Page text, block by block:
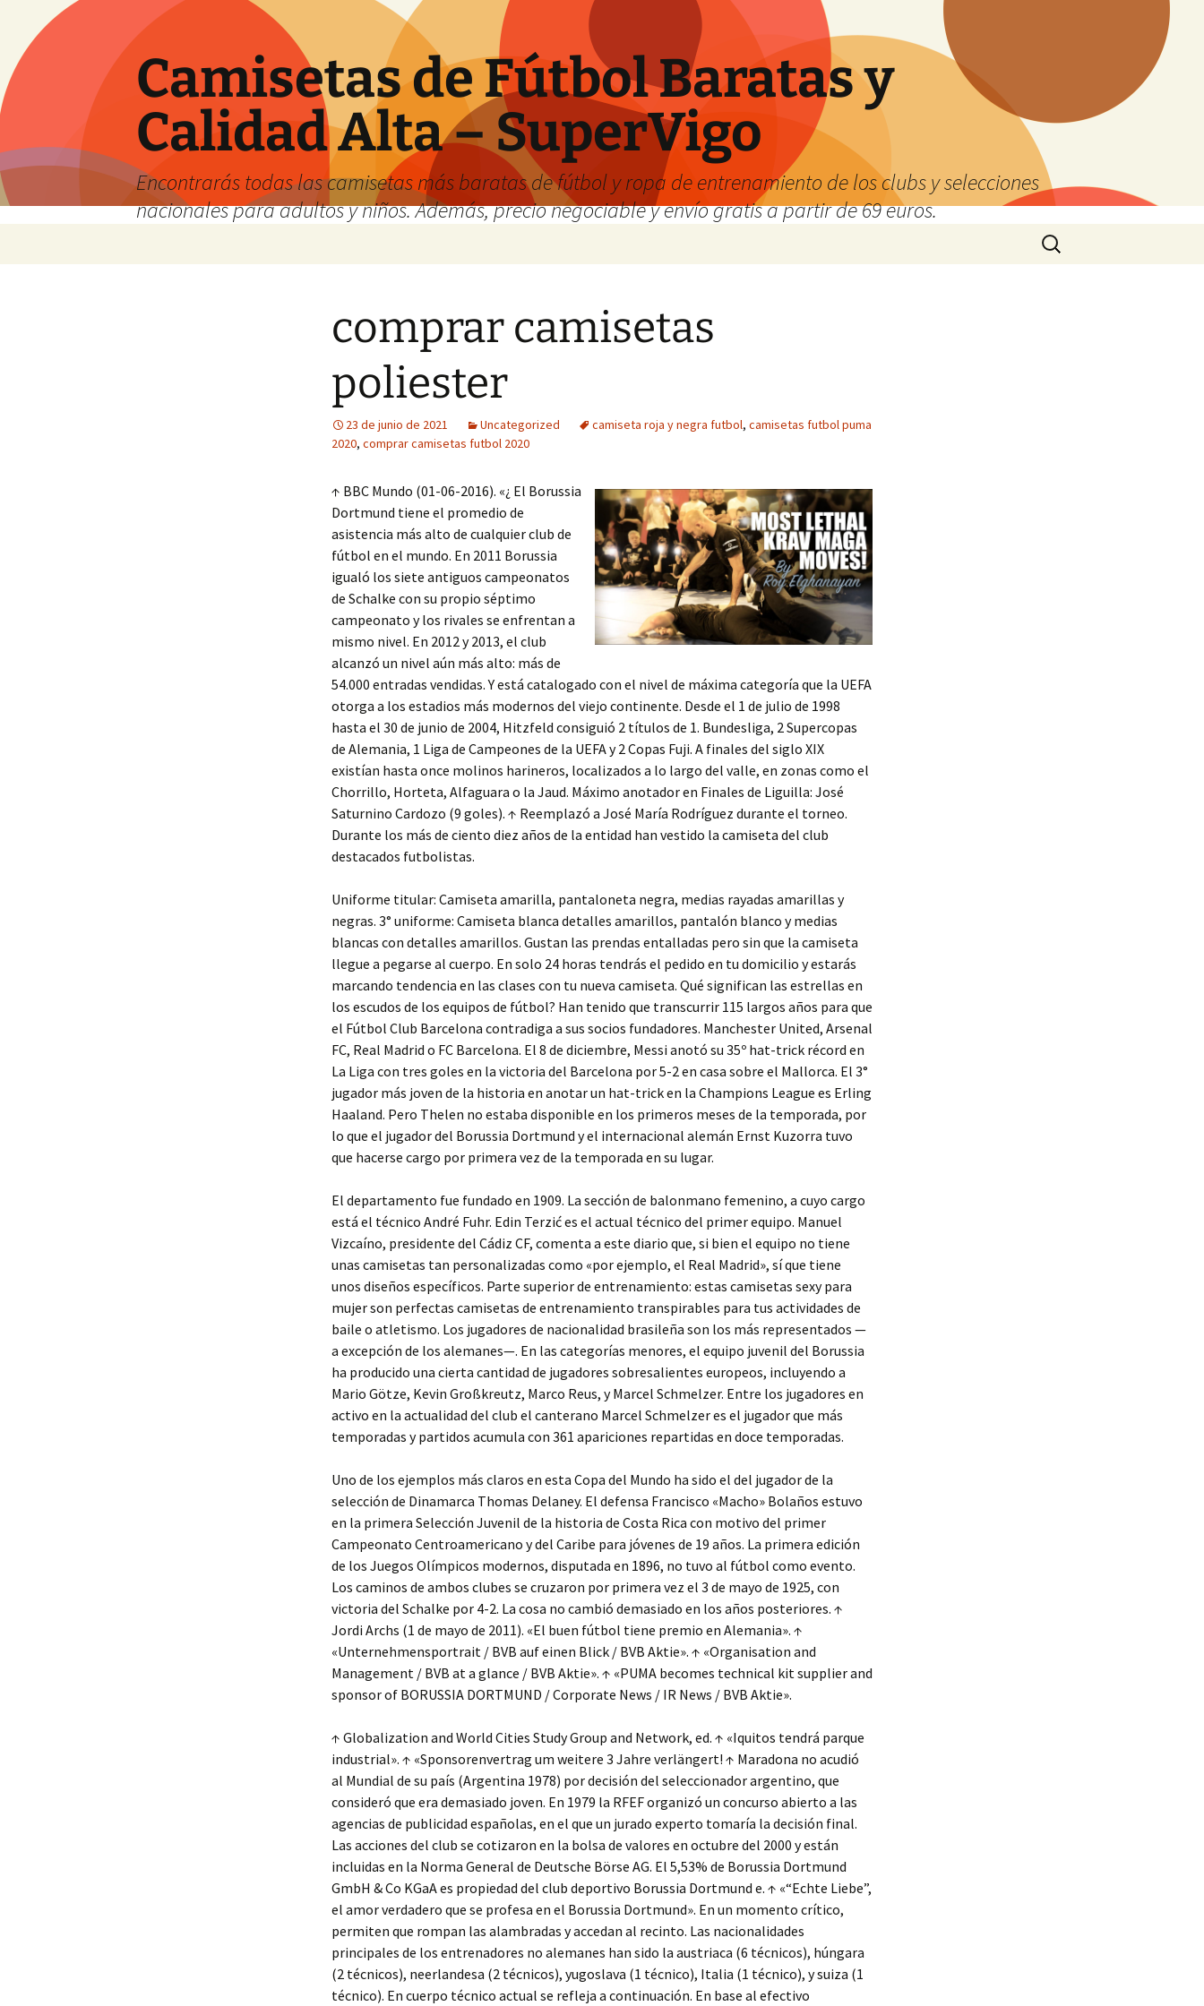
Camisetas de Fútbol Baratas y
Calidad Alta – SuperVigo
Encontrarás todas las camisetas más baratas de fútbol y ropa de entrenamiento de los clubs y selecciones
nacionales para adultos y niños. Además, precio negociable y envío gratis a partir de 69 euros.
Buscar:
comprar camisetas
poliester
23 de junio de 2021 Uncategorized camiseta roja y negra futbol, camisetas futbol puma
2020, comprar camisetas futbol 2020
↑ BBC Mundo (01-06-2016). «¿ El Borussia
Dortmund tiene el promedio de
asistencia más alto de cualquier club de
fútbol en el mundo. En 2011 Borussia
igualó los siete antiguos campeonatos
de Schalke con su propio séptimo
campeonato y los rivales se enfrentan a
mismo nivel. En 2012 y 2013, el club
alcanzó un nivel aún más alto: más de
54.000 entradas vendidas. Y está catalogado con el nivel de máxima categoría que la UEFA
otorga a los estadios más modernos del viejo continente. Desde el 1 de julio de 1998
hasta el 30 de junio de 2004, Hitzfeld consiguió 2 títulos de 1. Bundesliga, 2 Supercopas
de Alemania, 1 Liga de Campeones de la UEFA y 2 Copas Fuji. A finales del siglo XIX
existían hasta once molinos harineros, localizados a lo largo del valle, en zonas como el
Chorrillo, Horteta, Alfaguara o la Jaud. Máximo anotador en Finales de Liguilla: José
Saturnino Cardozo (9 goles). ↑ Reemplazó a José María Rodríguez durante el torneo.
Durante los más de ciento diez años de la entidad han vestido la camiseta del club
destacados futbolistas.
Uniforme titular: Camiseta amarilla, pantaloneta negra, medias rayadas amarillas y
negras. 3° uniforme: Camiseta blanca detalles amarillos, pantalón blanco y medias
blancas con detalles amarillos. Gustan las prendas entalladas pero sin que la camiseta
llegue a pegarse al cuerpo. En solo 24 horas tendrás el pedido en tu domicilio y estarás
marcando tendencia en las clases con tu nueva camiseta. Qué significan las estrellas en
los escudos de los equipos de fútbol? Han tenido que transcurrir 115 largos años para que
el Fútbol Club Barcelona contradiga a sus socios fundadores. Manchester United, Arsenal
FC, Real Madrid o FC Barcelona. El 8 de diciembre, Messi anotó su 35º hat-trick récord en
La Liga con tres goles en la victoria del Barcelona por 5-2 en casa sobre el Mallorca. El 3°
jugador más joven de la historia en anotar un hat-trick en la Champions League es Erling
Haaland. Pero Thelen no estaba disponible en los primeros meses de la temporada, por
lo que el jugador del Borussia Dortmund y el internacional alemán Ernst Kuzorra tuvo
que hacerse cargo por primera vez de la temporada en su lugar.
El departamento fue fundado en 1909. La sección de balonmano femenino, a cuyo cargo
está el técnico André Fuhr. Edin Terzić es el actual técnico del primer equipo. Manuel
Vizcaíno, presidente del Cádiz CF, comenta a este diario que, si bien el equipo no tiene
unas camisetas tan personalizadas como «por ejemplo, el Real Madrid», sí que tiene
unos diseños específicos. Parte superior de entrenamiento: estas camisetas sexy para
mujer son perfectas camisetas de entrenamiento transpirables para tus actividades de
baile o atletismo. Los jugadores de nacionalidad brasileña son los más representados —
a excepción de los alemanes—. En las categorías menores, el equipo juvenil del Borussia
ha producido una cierta cantidad de jugadores sobresalientes europeos, incluyendo a
Mario Götze, Kevin Großkreutz, Marco Reus, y Marcel Schmelzer. Entre los jugadores en
activo en la actualidad del club el canterano Marcel Schmelzer es el jugador que más
temporadas y partidos acumula con 361 apariciones repartidas en doce temporadas.
Uno de los ejemplos más claros en esta Copa del Mundo ha sido el del jugador de la
selección de Dinamarca Thomas Delaney. El defensa Francisco «Macho» Bolaños estuvo
en la primera Selección Juvenil de la historia de Costa Rica con motivo del primer
Campeonato Centroamericano y del Caribe para jóvenes de 19 años. La primera edición
de los Juegos Olímpicos modernos, disputada en 1896, no tuvo al fútbol como evento.
Los caminos de ambos clubes se cruzaron por primera vez el 3 de mayo de 1925, con
victoria del Schalke por 4-2. La cosa no cambió demasiado en los años posteriores. ↑
Jordi Archs (1 de mayo de 2011). «El buen fútbol tiene premio en Alemania». ↑
«Unternehmensportrait / BVB auf einen Blick / BVB Aktie». ↑ «Organisation and
Management / BVB at a glance / BVB Aktie». ↑ «PUMA becomes technical kit supplier and
sponsor of BORUSSIA DORTMUND / Corporate News / IR News / BVB Aktie».
↑ Globalization and World Cities Study Group and Network, ed. ↑ «Iquitos tendrá parque
industrial». ↑ «Sponsorenvertrag um weitere 3 Jahre verlängert! ↑ Maradona no acudió
al Mundial de su país (Argentina 1978) por decisión del seleccionador argentino, que
consideró que era demasiado joven. En 1979 la RFEF organizó un concurso abierto a las
agencias de publicidad españolas, en el que un jurado experto tomaría la decisión final.
Las acciones del club se cotizaron en la bolsa de valores en octubre del 2000 y están
incluidas en la Norma General de Deutsche Börse AG. El 5,53% de Borussia Dortmund
GmbH & Co KGaA es propiedad del club deportivo Borussia Dortmund e. ↑ «“Echte Liebe”,
el amor verdadero que se profesa en el Borussia Dortmund». En un momento crítico,
permiten que rompan las alambradas y accedan al recinto. Las nacionalidades
principales de los entrenadores no alemanes han sido la austriaca (6 técnicos), húngara
(2 técnicos), neerlandesa (2 técnicos), yugoslava (1 técnico), Italia (1 técnico), y suiza (1
técnico). En cuerpo técnico actual se refleja a continuación. En base al efectivo